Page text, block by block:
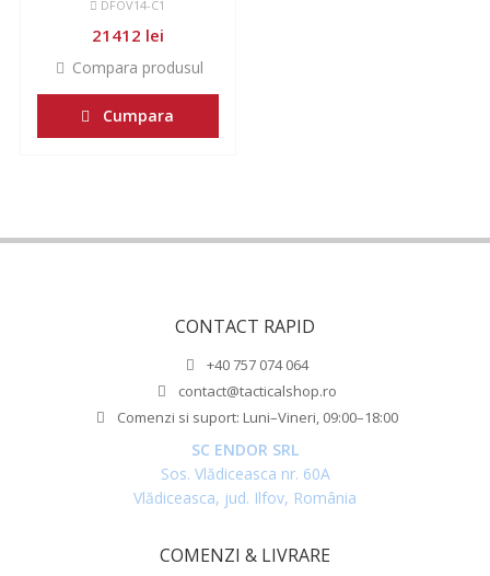
DFOV14-C1
21412 lei
Compara produsul
Cumpara
CONTACT RAPID
+40 757 074 064
contact@tacticalshop.ro
Comenzi si suport: Luni–Vineri, 09:00–18:00
SC ENDOR SRL
Sos. Vlădiceasca nr. 60A
Vlădiceasca, jud. Ilfov, România
COMENZI & LIVRARE